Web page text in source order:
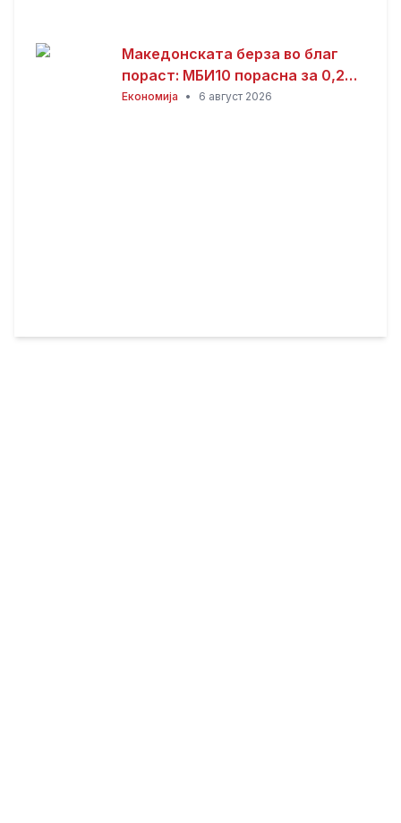
Македонската берза во благ
пораст: МБИ10 порасна за 0,26
отсто, најтргувани акциите на
Економија • 6 август 2026